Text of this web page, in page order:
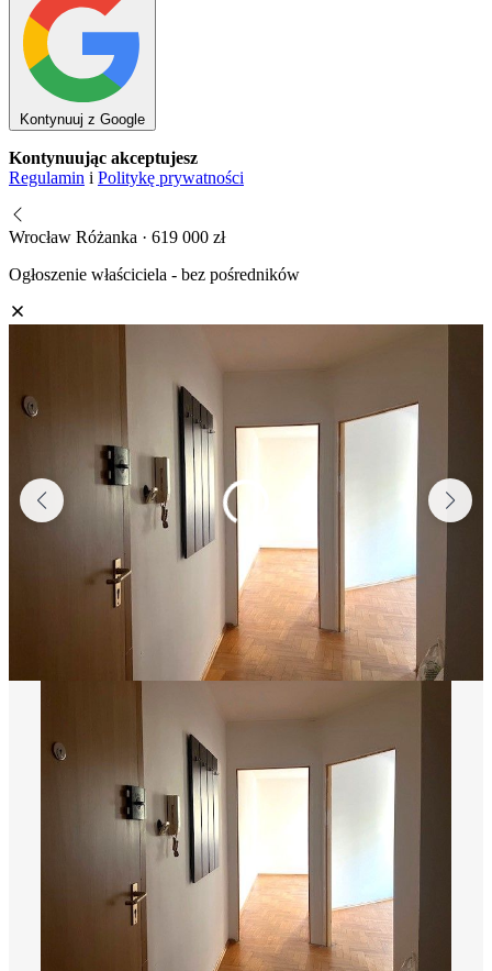
Kontynuuj z Google
Kontynuując akceptujesz
Regulamin i Politykę prywatności
Wrocław Różanka · 619 000 zł
Ogłoszenie właściciela - bez pośredników